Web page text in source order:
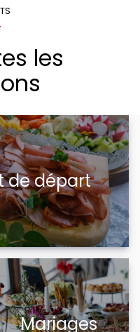
les
de départ
Mariages